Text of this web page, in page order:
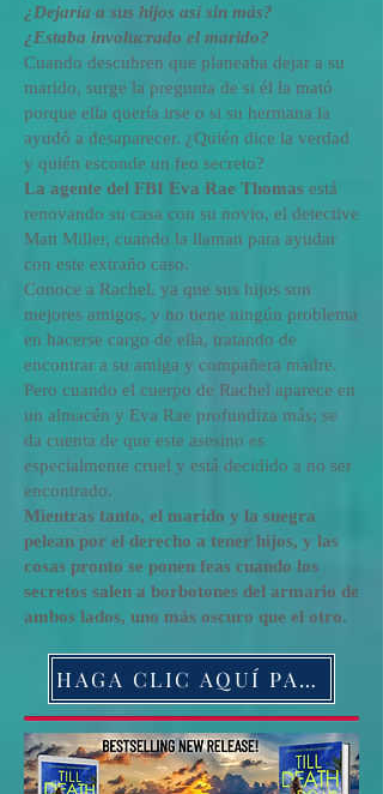
¿Dejaría a sus hijos así sin más?
¿Estaba involucrado el marido?
Cuando descubren que planeaba dejar a su
marido, surge la pregunta de si él la mató
porque ella quería irse o si su hermana la
ayudó a desaparecer. ¿Quién dice la verdad
y quién esconde un feo secreto?
La agente del FBI Eva Rae Thomas está
renovando su casa con su novio, el detective
Matt Miller, cuando la llaman para ayudar
con este extraño caso.
Conoce a Rachel, ya que sus hijos son
mejores amigos, y no tiene ningún problema
en hacerse cargo de ella, tratando de
encontrar a su amiga y compañera madre.
Pero cuando el cuerpo de Rachel aparece en
un almacén y Eva Rae profundiza más; se
da cuenta de que este asesino es
especialmente cruel y está decidido a no ser
encontrado.
Mientras tanto, el marido y la suegra
pelean por el derecho a tener hijos, y las
cosas pronto se ponen feas cuando los
secretos salen a borbotones del armario de
ambos lados, uno más oscuro que el otro.
HAGA CLIC AQUÍ PARA ORDENAR EL LIBRO HOY